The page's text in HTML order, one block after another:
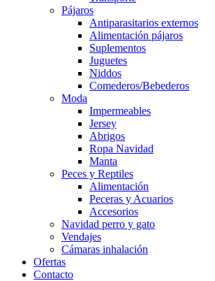
Pájaros
Antiparasitarios externos
Alimentación pájaros
Suplementos
Juguetes
Niddos
Comederos/Bebederos
Moda
Impermeables
Jersey
Abrigos
Ropa Navidad
Manta
Peces y Reptiles
Alimentación
Peceras y Acuarios
Accesorios
Navidad perro y gato
Vendajes
Cámaras inhalación
Ofertas
Contacto